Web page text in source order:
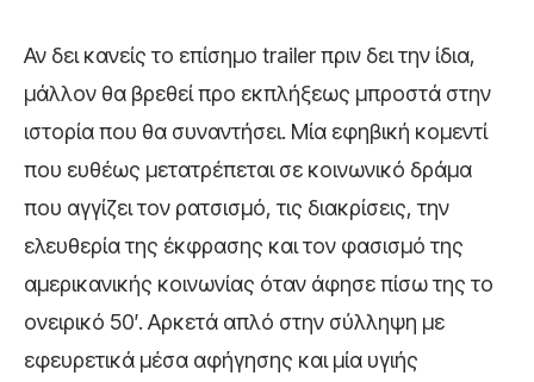
Αν δει κανείς το επίσημο trailer πριν δει την ίδια,
μάλλον θα βρεθεί προ εκπλήξεως μπροστά στην
ιστορία που θα συναντήσει. Μία εφηβική κομεντί
που ευθέως μετατρέπεται σε κοινωνικό δράμα
που αγγίζει τον ρατσισμό, τις διακρίσεις, την
ελευθερία της έκφρασης και τον φασισμό της
αμερικανικής κοινωνίας όταν άφησε πίσω της το
ονειρικό 50′. Αρκετά απλό στην σύλληψη με
εφευρετικά μέσα αφήγησης και μία υγιής